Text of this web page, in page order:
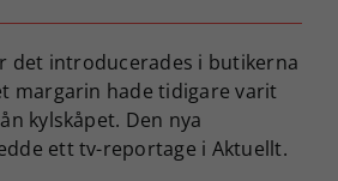
det introducerades i butikerna
margarin hade tidigare varit
kylskåpet. Den nya
ett tv-reportage i Aktuellt.